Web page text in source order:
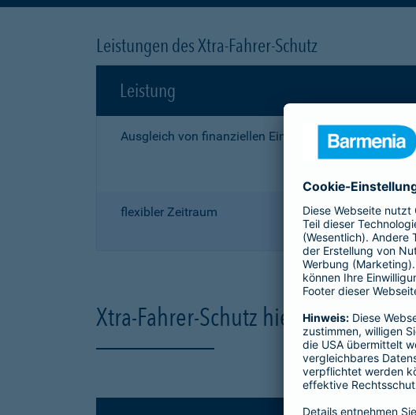
Leistungen des Xtra-Fahrer-Schutz
Leistung
Ausgleich von finanziellen Einbußen
flexibler Zeitraum
Xtra-Fahrer-Schutz hier online